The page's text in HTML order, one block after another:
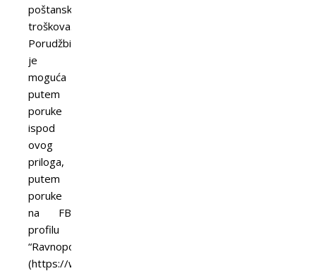
poštanskih
troškova.
Porudžbina
je
moguća
putem
poruke
ispod
ovog
priloga,
putem
poruke
na FB
profilu
“Ravnopolov”
(https://www.facebook.com/ravnoplov)